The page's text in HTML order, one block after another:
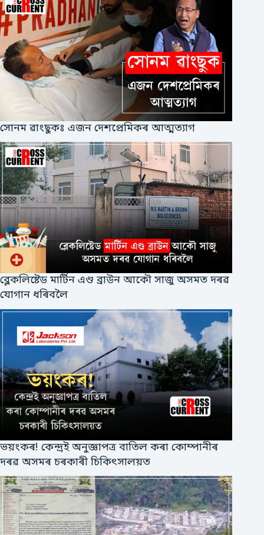
সোনম ৱাংছুকঃ এজন দেশপ্ৰেমিকৰ আত্মত্যাগ
ব্লেকলিষ্টেড মাৰ্টিন এণ্ড ব্ৰাউন আকৌ সাজু অসমত দৰৱ
যোগান ধৰিবলৈ
ভয়ংকৰ! কেন্দ্ৰই অনুজ্ঞাপত্ৰ বাতিল কৰা কোম্পানীৰ
দৰৱ অসমৰ চৰকাৰী চিকিৎসালয়ত